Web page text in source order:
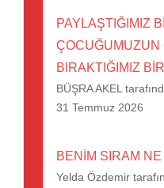
PAYLAŞTIĞIMIZ
ÇOCUĞUMUZUN
BIRAKTIĞIMIZ
BÜŞRA AKEL
31 Temmuz 2026
BENİM SIRAM
Yelda Özdemir